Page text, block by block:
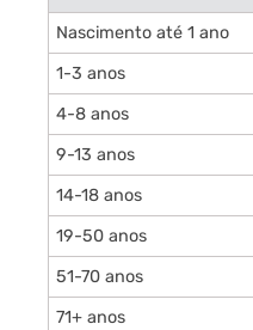
Nascimento até 1 ano
1-3 anos
4-8 anos
9-13 anos
14-18 anos
19-50 anos
51-70 anos
71+ anos